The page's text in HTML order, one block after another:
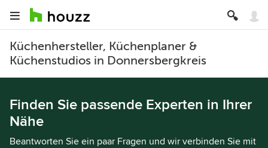
Küchenhersteller, Küchenplaner &
Küchenstudios in Donnersbergkreis
Finden Sie passende Experten in Ihrer
Nähe
Beantworten Sie ein paar Fragen und wir verbinden Sie mit